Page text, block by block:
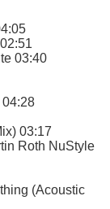
03:40
03:17
Roth NuStyle
(Acoustic